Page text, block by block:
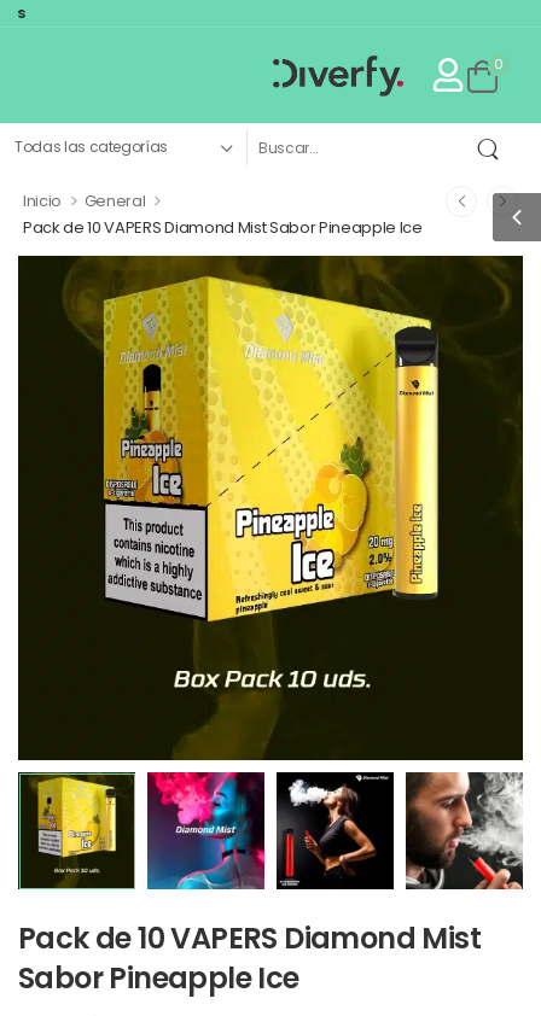
0
Inicio > General >
Pack de 10 VAPERS Diamond Mist Sabor Pineapple Ice
Pack de 10 VAPERS Diamond Mist
Sabor Pineapple Ice